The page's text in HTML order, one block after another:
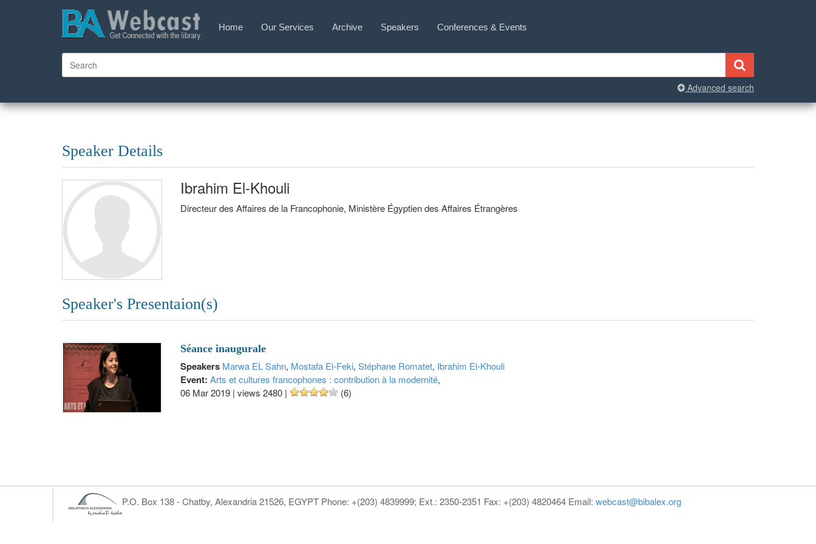
Home Our Services Archive Speakers Conferences & Events
Advanced search
Speaker Details
Ibrahim El-Khouli
Directeur des Affaires de la Francophonie, Ministère Égyptien des Affaires Étrangères
Speaker's Presentaion(s)
Séance inaugurale
Speakers Marwa EL Sahn, Mostafa El-Feki, Stéphane Romatet, Ibrahim El-Khouli
Event: Arts et cultures francophones : contribution à la modernité,
06 Mar 2019 | views 2480 | (6)
P.O. Box 138 - Chatby, Alexandria 21526, EGYPT Phone: +(203) 4839999; Ext.: 2350-2351 Fax: +(203) 4820464 Email: webcast@bibalex.org